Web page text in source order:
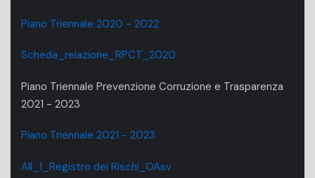
Piano Triennale 2020 - 2022
Scheda_relazione_RPCT_2020
Piano Triennale Prevenzione Corruzione e Trasparenza
2021 - 2023
Piano Triennale 2021 - 2023
All_1_Registro dei Rischi_OAsv